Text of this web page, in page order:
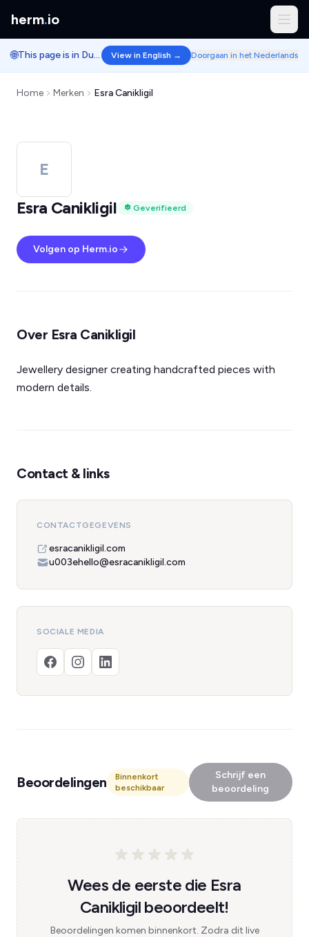
herm.io
🌐 This page is in Dutch. View in English → Doorgaan in het Nederlands
Home Merken Esra Canikligil
E
Esra Canikligil
Geverifieerd
Volgen op Herm.io
Over Esra Canikligil
Jewellery designer creating handcrafted pieces with
modern details.
Contact & links
CONTACTGEGEVENS
esracanikligil.com
u003ehello@esracanikligil.com
SOCIALE MEDIA
Beoordelingen
Binnenkort
beschikbaar
Schrijf een
beoordeling
Wees de eerste die Esra
Canikligil beoordeelt!
Beoordelingen komen binnenkort. Zodra dit live